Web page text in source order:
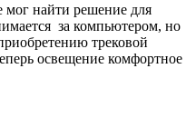
мог найти решение для
за компьютером, но
трековой
освещение комфортное